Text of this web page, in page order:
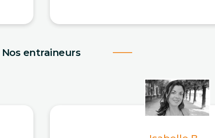
Nos entraineurs